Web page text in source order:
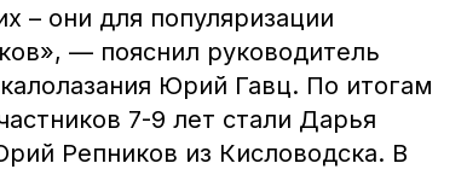
– они для популяризации
— пояснил руководитель
Юрий Гавц. По итогам
7-9 лет стали Дарья
Репников из Кисловодска. В